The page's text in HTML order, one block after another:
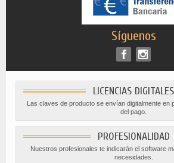
Síguenos
LICENCIAS DIGITALES
Las claves de producto se envían digitalmente en
del pago.
PROFESIONALIDAD
Nuestros profesionales te indicarán el software
necesidades.